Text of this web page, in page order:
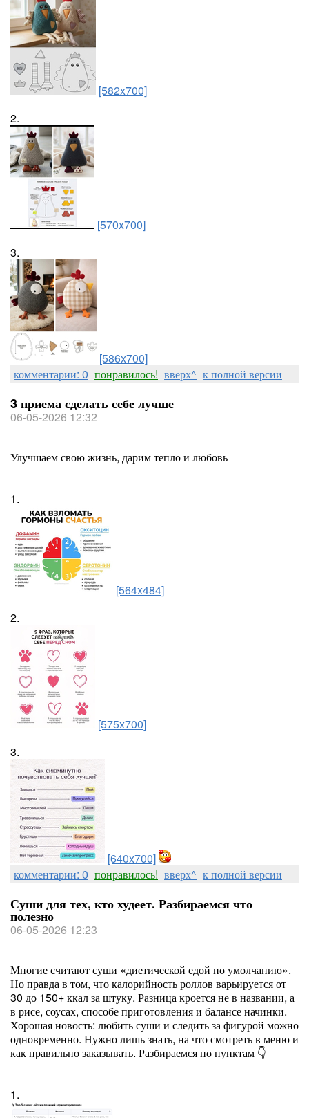
[582x700]
2.
[570x700]
3.
[586x700]
комментарии: 0 понравилось! вверх^ к полной версии
3 приема сделать себе лучше
06-05-2026 12:32
Улучшаем свою жизнь, дарим тепло и любовь
1.
[564x484]
2.
[575x700]
3.
[640x700]
комментарии: 0 понравилось! вверх^ к полной версии
Суши для тех, кто худеет. Разбираемся что
полезно
06-05-2026 12:23
Многие считают суши «диетической едой по умолчанию».
Но правда в том, что калорийность роллов варьируется от
30 до 150+ ккал за штуку. Разница кроется не в названии, а
в рисе, соусах, способе приготовления и балансе начинки.
Хорошая новость: любить суши и следить за фигурой можно
одновременно. Нужно лишь знать, на что смотреть в меню и
как правильно заказывать. Разбираемся по пунктам 👇
1.